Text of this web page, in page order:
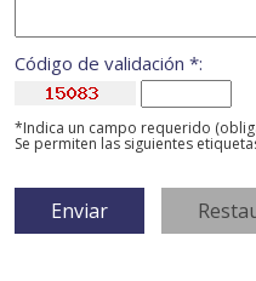
Código de validación *:
*Indica un campo requerido
Se permiten las siguientes